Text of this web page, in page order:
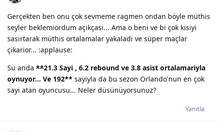
Gerçekten ben onu çok sevmeme ragmen ondan böyle müthis
seyler beklemiordum açikçasi... Ama o beni ve bi çok kisiyi
sasirtarak müthis ortalamalar yakaladi ve süper maçlar
çikarior... :applause:
Su anda **21.3 Sayi , 6.2 rebound ve 3.8 asist ortalamariyla
oynuyor... Ve 192** sayiyla da bu sezon Orlando'nun en çok
sayi atan oyuncusu... Neler düsünüyorsunuz?
Yanıtla